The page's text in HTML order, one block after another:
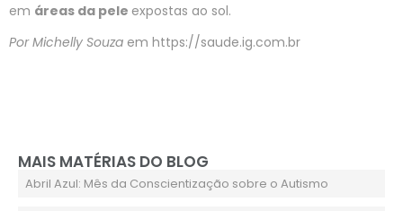
em áreas da pele expostas ao sol.
Por Michelly Souza em https://saude.ig.com.br
MAIS MATÉRIAS DO BLOG
Abril Azul: Mês da Conscientização sobre o Autismo